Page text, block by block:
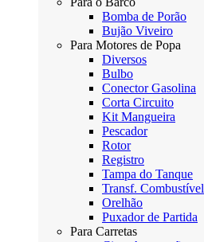
Bomba de Porão
Bujão Viveiro
Para Motores de Popa
Diversos
Bulbo
Conector Gasolina
Corta Circuito
Kit Mangueira
Pescador
Rotor
Registro
Tampa do Tanque
Transf. Combustível
Orelhão
Puxador de Partida
Para Carretas